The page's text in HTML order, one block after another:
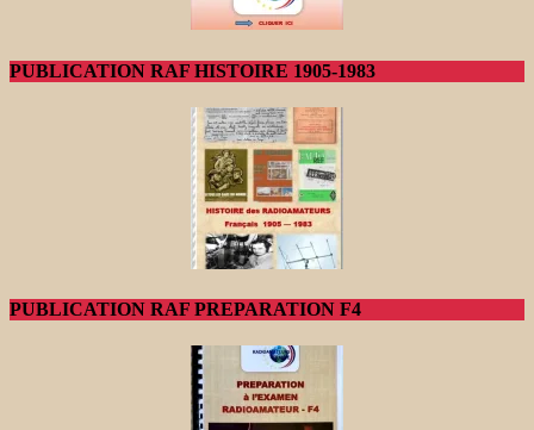
PUBLICATION RAF HISTOIRE 1905-1983
PUBLICATION RAF PREPARATION F4